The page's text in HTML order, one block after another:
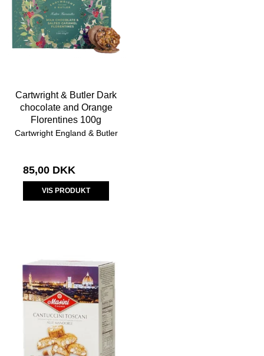
Cartwright & Butler Dark
chocolate and Orange
Florentines 100g
Cartwright England & Butler
85,00 DKK
VIS PRODUKT